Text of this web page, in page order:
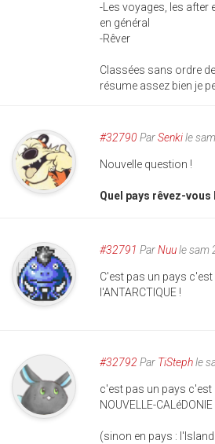
-Les voyages, les after
en général
-Rêver
Classées sans ordre
résume assez bien je
#32790 ParSenkile
Nouvelle question !
Quel pays rêvez-
#32791 ParNuule sam
C'est pas un pays
l'ANTARCTIQUE !
#32792 Par TiStephle
c'est pas un pays c'est
NOUVELLE-CALéDONIE
(sinon en pays :